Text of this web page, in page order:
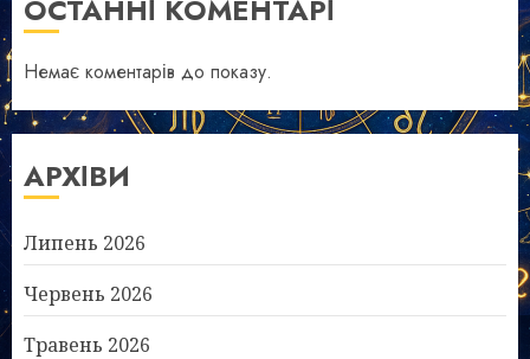
ОСТАННІ КОМЕНТАРІ
Немає коментарів до показу.
АРХІВИ
Липень 2026
Червень 2026
Травень 2026